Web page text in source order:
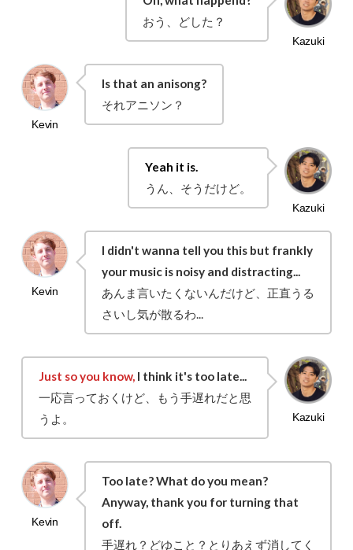
おう、どした？
Is that an anisong?
それアニソン？
Yeah it is.
うん、そうだけど。
I didn't wanna tell you this but frankly
your music is noisy and distracting...
あんま言いたくないんだけど、正直うる
さいし気が散るわ...
Just so you know, I think it's too late...
一応言っておくけど、もう手遅れだと思
うよ。
Too late? What do you mean?
Anyway, thank you for turning that
off.
手遅れ？どゆこと？とりあえず消してく